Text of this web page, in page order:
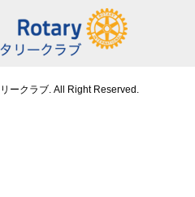
ークラブ. All Right Reserved.